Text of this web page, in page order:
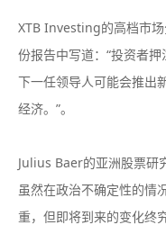
XTB Investing的高档市
份报告中写道：“投资者
下一任领导人可能会推出
经济。”。
Julius Baer的亚洲股票研
虽然在政治不确定性的情
重，但即将到来的变化终